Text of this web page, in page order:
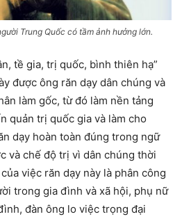
Trung Quốc có tầm ảnh hưởng lớn.
tề gia, trị quốc, bình thiên hạ”
được ông răn dạy dân chúng và
làm gốc, từ đó làm nền tảng
quản trị quốc gia và làm cho
dạy hoàn toàn đúng trong ngữ
và chế độ trị vì dân chúng thời
việc răn dạy này là phân công
trong gia đình và xã hội, phụ nữ
đàn ông lo việc trọng đại